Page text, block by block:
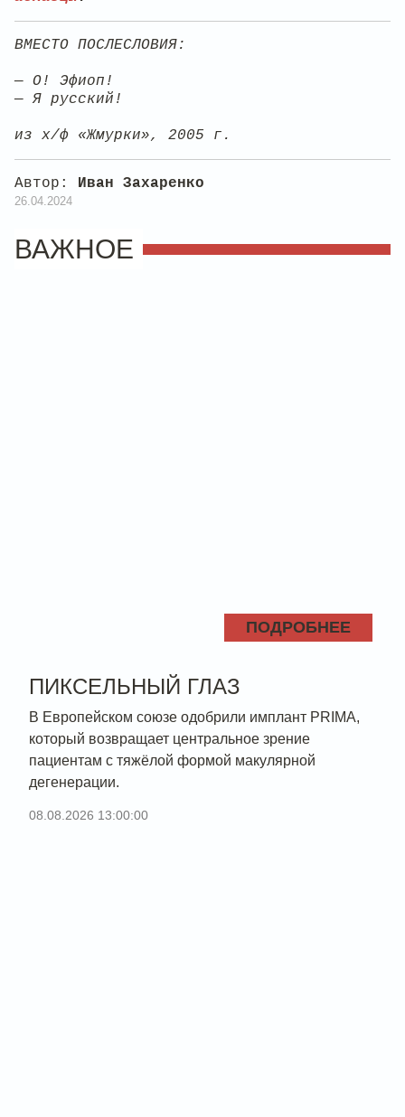
ВМЕСТО ПОСЛЕСЛОВИЯ:
— О! Эфиоп!
— Я русский!
из х/ф «Жмурки», 2005 г.
Автор: Иван Захаренко
26.04.2024
ВАЖНОЕ
ПОДРОБНЕЕ
ПИКСЕЛЬНЫЙ ГЛАЗ
В Европейском союзе одобрили имплант PRIMA,
который возвращает центральное зрение
пациентам с тяжёлой формой макулярной
дегенерации.
08.08.2026 13:00:00